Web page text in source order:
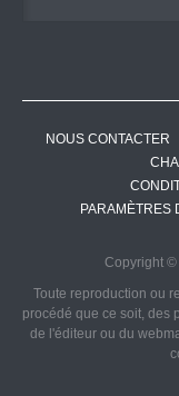
NOUS CONTACTER
PARAMÈTRES
Copyright ©
Toute reproduction ou
procédé que ce soit, des
de l'éditeur ou du